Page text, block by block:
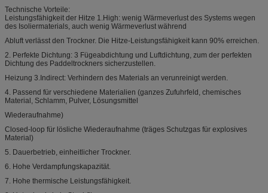
Technische Vorteile:
Leistungsfähigkeit der Hitze 1.High: wenig Wärmeverlust des Systems wegen
des Isoliermaterials, auch wenig Wärmeverlust während
Abluft verlässt den Trockner. Die Hitze-Leistungsfähigkeit kann 90% erreichen.
2. Perfekte Dichtung: 3 Fügeabdichtung und Luftdichtung, zum der perfekten
Dichtung des Paddeltrockners sicherzustellen.
Heizung 3.Indirect: Verhindern des Materials an verunreinigt werden.
4. Passend für verschiedene Materialien (ganzes Zufuhrfeld, chemisches
Material, Schlamm, Pulver, Lösungsmittel
Wiederaufnahme)
Closed-loop für lösliche Wiederaufnahme (träges Schutzgas für explosives
Material)
5. Dauerbetrieb, einheitlicher Trockner.
6. Hohe Verdampfungskapazität.
7. Hohe thermische Leistungsfähigkeit.